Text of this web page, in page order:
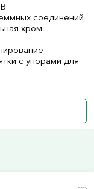
соединений
хром-
с упорами для